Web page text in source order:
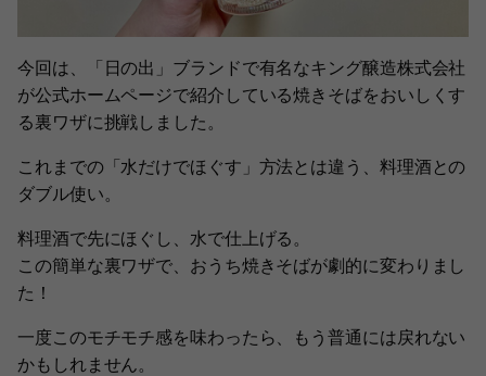
今回は、「日の出」ブランドで有名なキング醸造株式会社
が公式ホームページで紹介している焼きそばをおいしくす
る裏ワザに挑戦しました。
これまでの「水だけでほぐす」方法とは違う、料理酒との
ダブル使い。
料理酒で先にほぐし、水で仕上げる。
この簡単な裏ワザで、おうち焼きそばが劇的に変わりまし
た！
一度このモチモチ感を味わったら、もう普通には戻れない
かもしれません。